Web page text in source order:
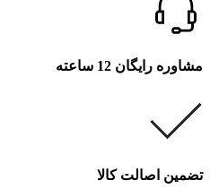
مشاوره رایگان 12 ساعته
تضمین اصالت کالا